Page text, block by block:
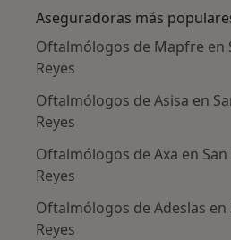
Aseguradoras más
Oftalmólogos de Mapfre en
Reyes
Oftalmólogos de Asisa en
Reyes
Oftalmólogos de Axa en
Reyes
Oftalmólogos de Adeslas en
Reyes